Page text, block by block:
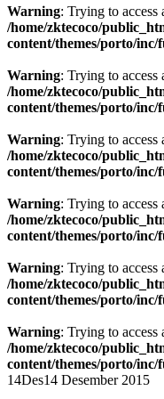
Warning: Trying to
/home/zktecoco/
content/themes/porto/inc/
Warning: Trying to
/home/zktecoco/
content/themes/porto/inc/
Warning: Trying to
/home/zktecoco/
content/themes/porto/inc/
Warning: Trying to
/home/zktecoco/
content/themes/porto/inc/
Warning: Trying to
/home/zktecoco/
content/themes/porto/inc/
Warning: Trying to
/home/zktecoco/
content/themes/porto/inc/
14Des14 Desember 2015